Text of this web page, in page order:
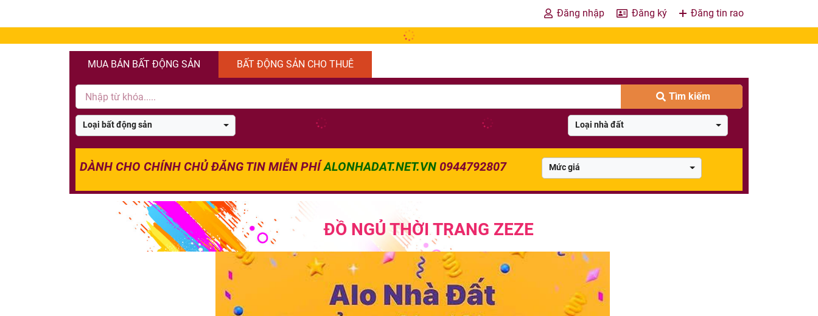
Đăng nhập Đăng ký Đăng tin rao
MUA BÁN BẤT ĐỘNG SẢN BẤT ĐỘNG SẢN CHO THUÊ
Loại bất động sản Loại nhà đất
DÀNH CHO CHÍNH CHỦ ĐĂNG TIN MIỄN PHÍALONHADAT.NET.VN 0944792807 Mức giá
Tìm kiếm
ĐỒ NGỦ THỜI TRANG ZEZE